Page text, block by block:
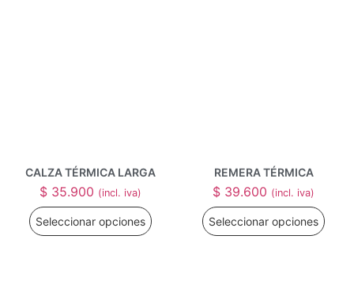
CALZA TÉRMICA LARGA
$ 35.900 (incl. iva)
Seleccionar opciones
REMERA TÉRMICA
$ 39.600 (incl. iva)
Seleccionar opciones